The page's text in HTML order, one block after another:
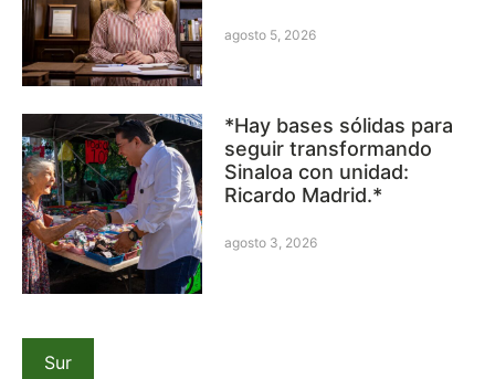
agosto 5, 2026
*Hay bases sólidas para
seguir transformando
Sinaloa con unidad:
Ricardo Madrid.*
agosto 3, 2026
Sur